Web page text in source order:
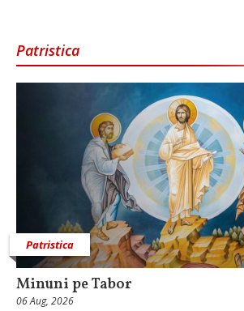
Patristica
Patristica
Minuni pe Tabor
06 Aug, 2026